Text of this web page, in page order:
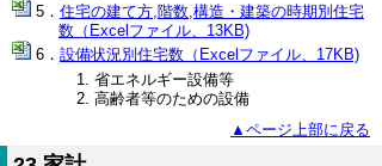
住宅の建て方,階数,構造・建築の時期別住宅
数（Excelファイル、13KB)
設備状況別住宅数（Excelファイル、17KB)
省エネルギー設備等
高齢者等のための設備
▲ページ上部に戻る